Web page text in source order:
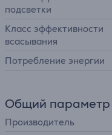
подсветки
Класс эффективности
всасывания
Потребление энергии
Общий параметр
Производитель